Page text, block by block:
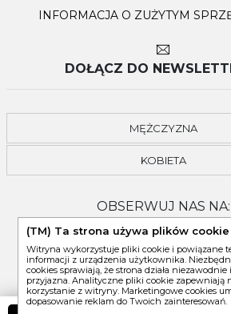
INFORMACJA O ZUŻYTYM
DOŁĄCZ DO
MĘŻCZYZNA
KOBIETA
OBSERWUJ NAS NA:
(TM) Ta strona używa plików cookie
Witryna wykorzystuje pliki cookie i powiązane
informacji z urządzenia użytkownika.
cookies sprawiają, że strona działa niezawodnie
przyjazna. Analityczne pliki cookie zapewniają
korzystanie z witryny. Marketingowe cookies
dopasowanie reklam do Twoich zainteresowań.